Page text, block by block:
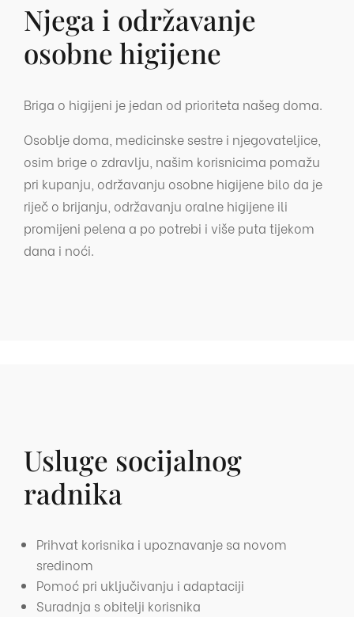
Njega i održavanje
osobne higijene
Briga o higijeni je jedan od prioriteta našeg doma.
Osoblje doma, medicinske sestre i njegovateljice,
osim brige o zdravlju, našim korisnicima pomažu
pri kupanju, održavanju osobne higijene bilo da je
riječ o brijanju, održavanju oralne higijene ili
promijeni pelena a po potrebi i više puta tijekom
dana i noći.
Usluge socijalnog
radnika
Prihvat korisnika i upoznavanje sa novom
sredinom
Pomoć pri uključivanju i adaptaciji
Suradnja s obitelji korisnika